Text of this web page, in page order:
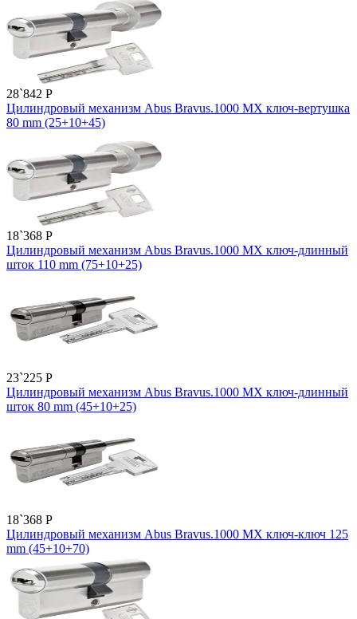
28`842 P
Цилиндровый механизм Abus Bravus.1000 MX ключ-вертушка
80 mm (25+10+45)
18`368 P
Цилиндровый механизм Abus Bravus.1000 MX ключ-длинный
шток 110 mm (75+10+25)
23`225 P
Цилиндровый механизм Abus Bravus.1000 MX ключ-длинный
шток 80 mm (45+10+25)
18`368 P
Цилиндровый механизм Abus Bravus.1000 MX ключ-ключ 125
mm (45+10+70)